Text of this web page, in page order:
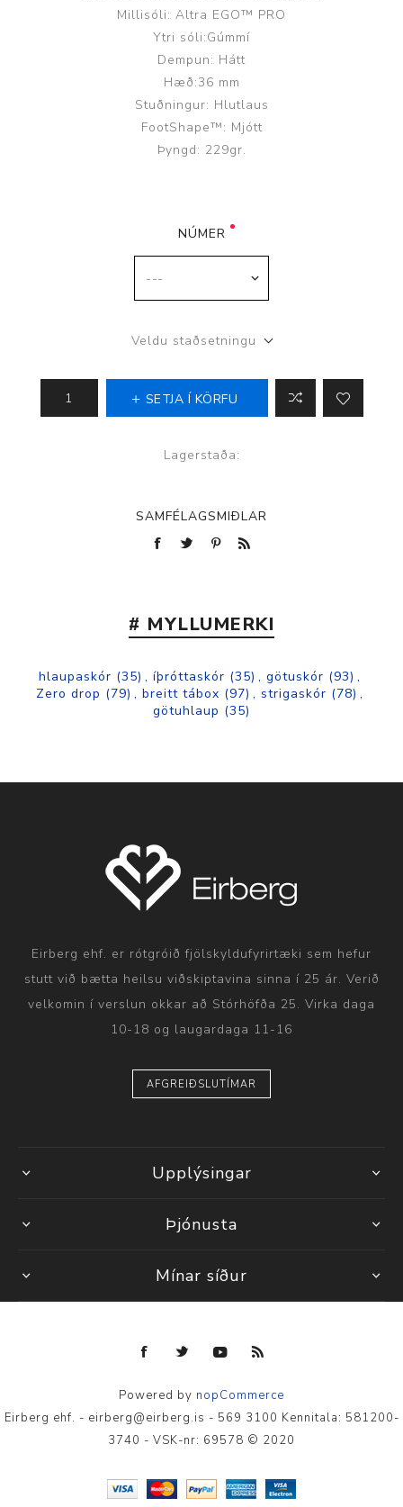
Millisóli: Altra EGO™ PRO
Ytri sóli:Gúmmí
Dempun: Hátt
Hæð:36 mm
Stuðningur: Hlutlaus
FootShape™: Mjótt
Þyngd: 229gr.
NÚMER
Veldu staðsetningu
SETJA Í KÖRFU
Lagerstaða:
SAMFÉLAGSMIÐLAR
# MYLLUMERKI
hlaupaskór (35) , íþróttaskór (35) , götuskór (93) ,
Zero drop (79) , breitt tábox (97) , strigaskór (78) ,
götuhlaup (35)
Eirberg ehf. er rótgróið fjölskyldufyrirtæki sem hefur
stutt við bætta heilsu viðskiptavina sinna í 25 ár. Verið
velkomin í verslun okkar að Stórhöfða 25. Virka daga
10-18 og laugardaga 11-16
AFGREIÐSLUTÍMAR
Upplýsingar
Þjónusta
Mínar síður
Powered by nopCommerce
Eirberg ehf. - eirberg@eirberg.is - 569 3100 Kennitala: 581200-
3740 - VSK-nr: 69578 © 2020